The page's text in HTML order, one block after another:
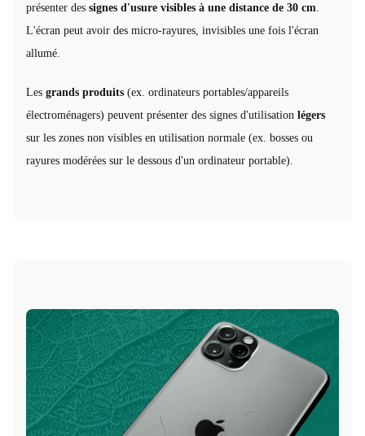
présenter des signes d'usure visibles à une distance de 30 cm
L'écran peut avoir des micro-rayures, invisibles une fois l'écran
allumé.
Les grands produits (ex. ordinateurs portables/appareils
électroménagers) peuvent présenter des signes d'utilisation légers
sur les zones non visibles en utilisation normale (ex. bosses ou
rayures modérées sur le dessous d'un ordinateur portable).